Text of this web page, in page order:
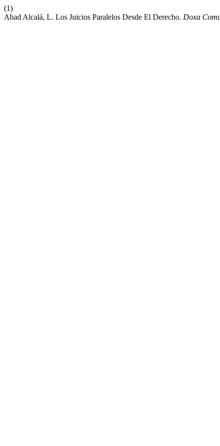
(1)
Abad Alcalá, L. Los Juicios Paralelos Desde El Derecho. Doxa